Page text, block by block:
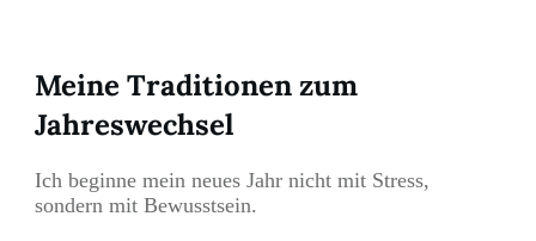
Meine Traditionen zum
Jahreswechsel
Ich beginne mein neues Jahr nicht mit Stress,
sondern mit Bewusstsein.